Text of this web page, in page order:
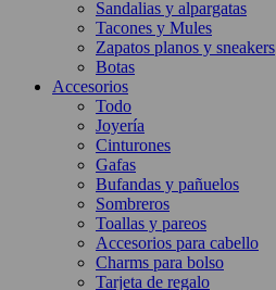
Sandalias y alpargatas
Tacones y Mules
Zapatos planos y sneakers
Botas
Accesorios
Todo
Joyería
Cinturones
Gafas
Bufandas y pañuelos
Sombreros
Toallas y pareos
Accesorios para cabello
Charms para bolso
Tarjeta de regalo